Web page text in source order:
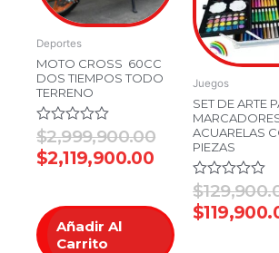
Deportes
MOTO CROSS 60CC
DOS TIEMPOS TODO
TERRENO
Valorado
en
0
$2,999,900.00
$2,119,900.00
Añadir Al
Carrito
Juegos
SET DE ARTE
ACUARELAS
PIEZAS
Valorado
en
0
$
$